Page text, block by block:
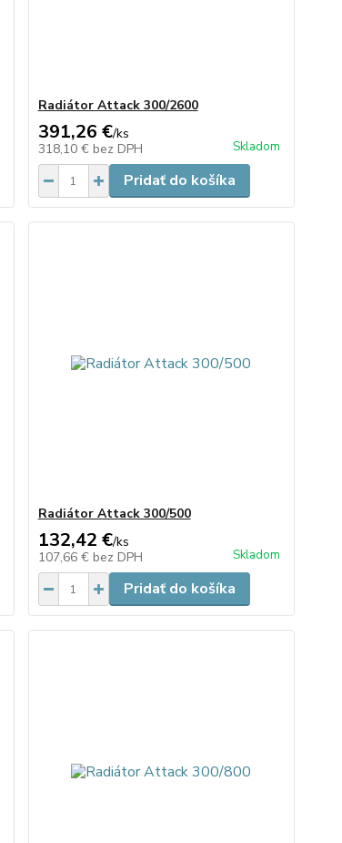
Radiátor Attack 300/2600
391,26 €/ks
318,10 € bez DPH Skladom
Pridať do košíka
Radiátor Attack 300/500
132,42 €/ks
107,66 € bez DPH Skladom
Pridať do košíka